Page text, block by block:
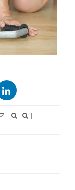
|
|